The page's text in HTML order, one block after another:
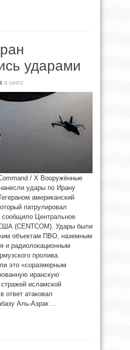
ударами
В МИРЕ
/ X Вооружённые
удары по Ирану
американский
патрулировал
Центральное
(CENTCOM). Удары были
объектам ПВО, наземным
и радиолокационным
пролива.
это «соразмерным
иранскую
исламской
ответ атаковал
Аль-Азрак ...